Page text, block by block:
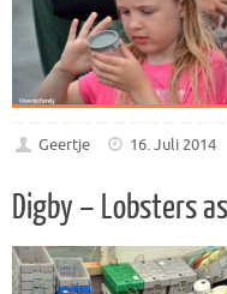
Geertje 16. Juli 2014
Digby – Lobsters